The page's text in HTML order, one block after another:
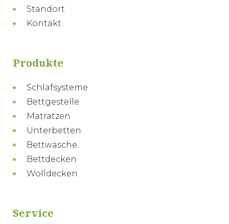
Standort
Kontakt
Produkte
Schlafsysteme
Bettgestelle
Matratzen
Unterbetten
Bettwäsche
Bettdecken
Wolldecken
Service